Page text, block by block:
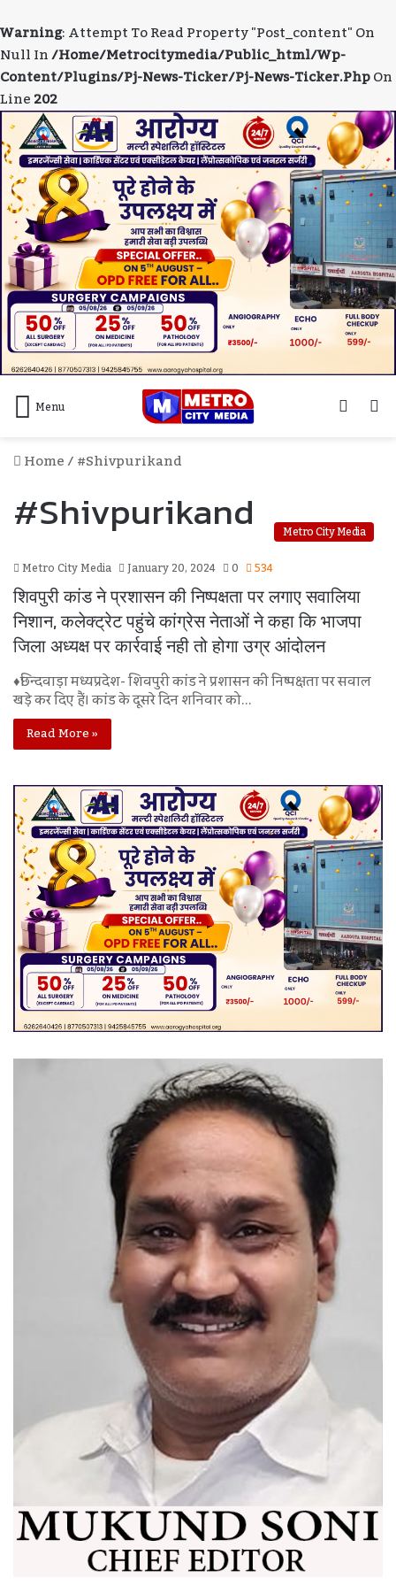
Warning: Attempt To Read Property "post_content" On
Null In/home/metrocitymedia/public_html/wp-
Content/plugins/pj-News-Ticker/pj-News-Ticker.phpOn
Line202
Menu
Log
Home/#Shivpurikand
#Shivpurikand
Metro City Media
Metro City Media
January 20, 2024 0 534
शिवपुरी कांड ने प्रशासन की निष्पक्षता पर लगाए सवालिया
निशान, कलेक्ट्रेट पहुंचे कांग्रेस नेताओं ने कहा कि भाजपा
जिला अध्यक्ष पर कार्रवाई नही तो होगा उग्र आंदोलन
♦छिन्दवाड़ा मध्यप्रदेश- शिवपुरी कांड ने प्रशासन की निष्पक्षता पर सवाल
खड़े कर दिए हैं। कांड के दूसरे दिन शनिवार को…
Read More »